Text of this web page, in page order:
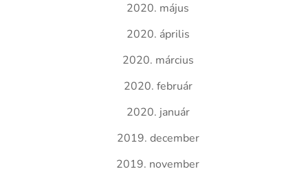
2020. május
2020. április
2020. március
2020. február
2020. január
2019. december
2019. november